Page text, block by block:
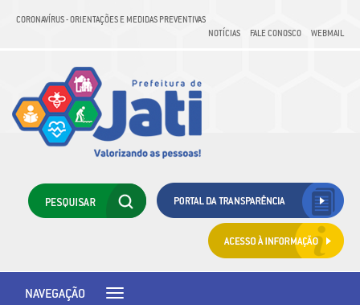
CORONAVÍRUS - ORIENTAÇÕES E MEDIDAS PREVENTIVAS
NOTÍCIAS
FALE CONOSCO WEBMAIL
Toggle
NAVEGAÇÃO